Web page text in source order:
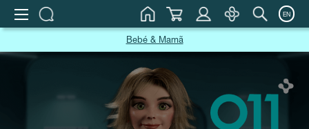
EN
Bebé & Mamã